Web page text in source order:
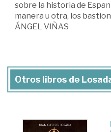
sobre la historia de
manera u otra, los
ÁNGEL VIÑAS
Otros libros de